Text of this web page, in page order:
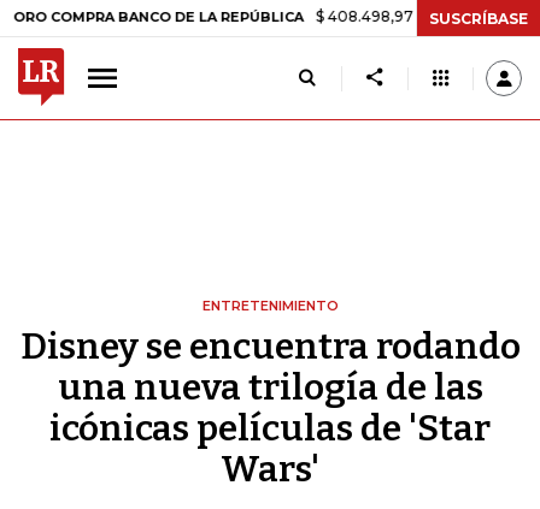
BANCO DE LA REPÚBLICA $ 408.498,97 +$ 8.753,81 +2,19%
SUSCRÍBASE
ENTRETENIMIENTO
Disney se encuentra rodando
una nueva trilogía de las
icónicas películas de 'Star
Wars'